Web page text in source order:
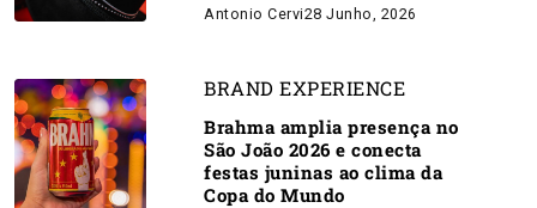
Antonio Cervi28 Junho, 2026
BRAND EXPERIENCE
Brahma amplia presença no
São João 2026 e conecta
festas juninas ao clima da
Copa do Mundo